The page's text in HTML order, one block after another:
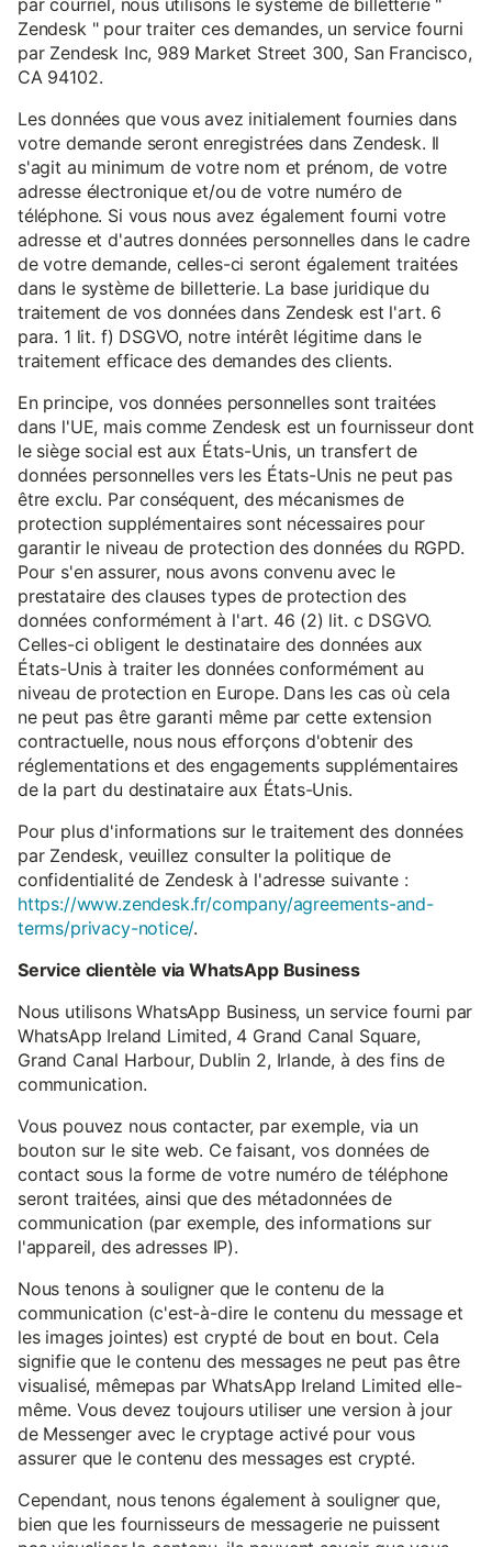
Zendesk " pour traiter ces demandes, un service fourni
par Zendesk Inc, 989 Market Street 300, San Francisco,
CA 94102.
Les données que vous avez initialement fournies dans
votre demande seront enregistrées dans Zendesk. Il
s'agit au minimum de votre nom et prénom, de votre
adresse électronique et/ou de votre numéro de
téléphone. Si vous nous avez également fourni votre
adresse et d'autres données personnelles dans le cadre
de votre demande, celles-ci seront également traitées
dans le système de billetterie. La base juridique du
traitement de vos données dans Zendesk est l'art. 6
para. 1 lit. f) DSGVO, notre intérêt légitime dans le
traitement efficace des demandes des clients.
En principe, vos données personnelles sont traitées
dans l'UE, mais comme Zendesk est un fournisseur dont
le siège social est aux États-Unis, un transfert de
données personnelles vers les États-Unis ne peut pas
être exclu. Par conséquent, des mécanismes de
protection supplémentaires sont nécessaires pour
garantir le niveau de protection des données du RGPD.
Pour s'en assurer, nous avons convenu avec le
prestataire des clauses types de protection des
données conformément à l'art. 46 (2) lit. c DSGVO.
Celles-ci obligent le destinataire des données aux
États-Unis à traiter les données conformément au
niveau de protection en Europe. Dans les cas où cela
ne peut pas être garanti même par cette extension
contractuelle, nous nous efforçons d'obtenir des
réglementations et des engagements supplémentaires
de la part du destinataire aux États-Unis.
Pour plus d'informations sur le traitement des données
par Zendesk, veuillez consulter la politique de
confidentialité de Zendesk à l'adresse suivante :
https://www.zendesk.fr/company/agreements-and-
terms/privacy-notice/.
Service clientèle via WhatsApp Business
Nous utilisons WhatsApp Business, un service fourni par
WhatsApp Ireland Limited, 4 Grand Canal Square,
Grand Canal Harbour, Dublin 2, Irlande, à des fins de
communication.
Vous pouvez nous contacter, par exemple, via un
bouton sur le site web. Ce faisant, vos données de
contact sous la forme de votre numéro de téléphone
seront traitées, ainsi que des métadonnées de
communication (par exemple, des informations sur
l'appareil, des adresses IP).
Nous tenons à souligner que le contenu de la
communication (c'est-à-dire le contenu du message et
les images jointes) est crypté de bout en bout. Cela
signifie que le contenu des messages ne peut pas être
visualisé, mêmepas par WhatsApp Ireland Limited elle-
même. Vous devez toujours utiliser une version à jour
de Messenger avec le cryptage activé pour vous
assurer que le contenu des messages est crypté.
Cependant, nous tenons également à souligner que,
bien que les fournisseurs de messagerie ne puissent